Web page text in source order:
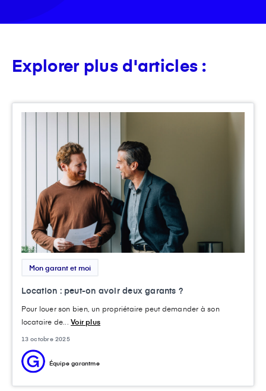
Explorer plus d'articles :
Mon garant et moi
Location : peut-on avoir deux garants ?
Pour louer son bien, un propriétaire peut demander à son
locataire de...Voir plus
13 octobre 2025
Équipe garantme